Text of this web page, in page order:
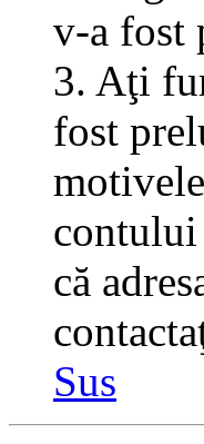
v-a fost
3. Aţi
fost
contului
că
Sus